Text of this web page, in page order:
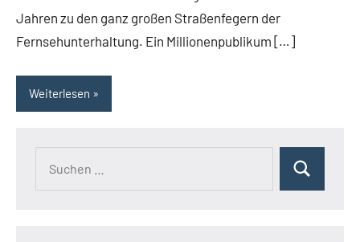
Jahren zu den ganz großen Straßenfegern der
Fernsehunterhaltung. Ein Millionenpublikum […]
Weiterlesen
Suchen